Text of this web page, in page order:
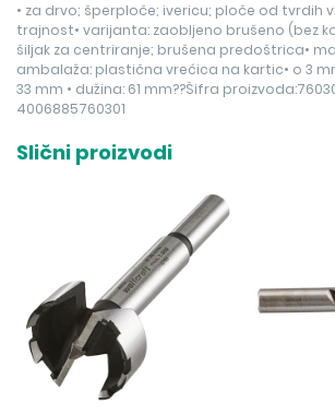
• za drvo; šperploče; ivericu; ploče od tvrdih
trajnost• varijanta: zaobljeno brušeno (bez
šiljak za centriranje; brušena predoštrica•
ambalaža: plastična vrećica na kartic• o 3
33 mm • dužina: 61 mm??Šifra
4006885760301
Slični proizvodi